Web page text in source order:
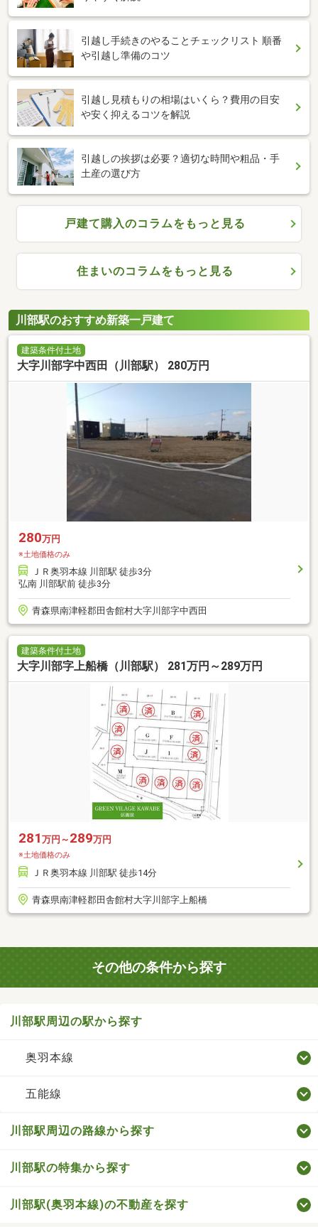
引越し手続きのやることチェックリスト 順番
や引越し準備のコツ
引越し見積もりの相場はいくら？費用の目安
や安く抑えるコツを解説
引越しの挨拶は必要？適切な時間や粗品・手
土産の選び方
戸建て購入のコラムをもっと見る
住まいのコラムをもっと見る
川部駅のおすすめ新築一戸建て
建築条件付土地
大字川部字中西田（川部駅） 280万円
280万円
※土地価格のみ
ＪＲ奥羽本線 川部駅 徒歩3分
弘南 川部駅前 徒歩3分
青森県南津軽郡田舎館村大字川部字中西田
建築条件付土地
大字川部字上船橋（川部駅） 281万円～289万円
281 万円～ 289万円
※土地価格のみ
ＪＲ奥羽本線 川部駅 徒歩14分
青森県南津軽郡田舎館村大字川部字上船橋
その他の条件から探す
川部駅周辺の駅から探す
奥羽本線
五能線
川部駅周辺の路線から探す
川部駅の特集から探す
川部駅(奥羽本線)の不動産を探す